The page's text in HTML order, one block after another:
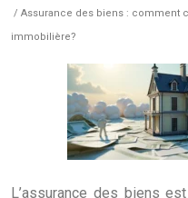
/ Assurance des biens : comment
immobilière?
L’assurance des biens